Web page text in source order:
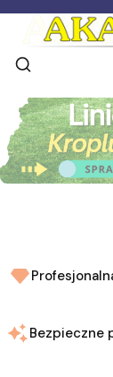
Otwórz
Szukaj
Naciśnij Enter lub
Naciśnij Enter lub
Naciśnij Enter lub
Bezpieczne